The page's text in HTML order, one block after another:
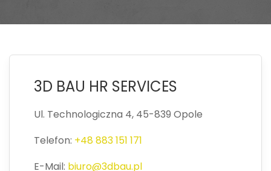
3D BAU HR SERVICES
Ul. Technologiczna 4, 45-839 Opole
Telefon: +48 883 151 171
E-Mail: biuro@3dbau.pl